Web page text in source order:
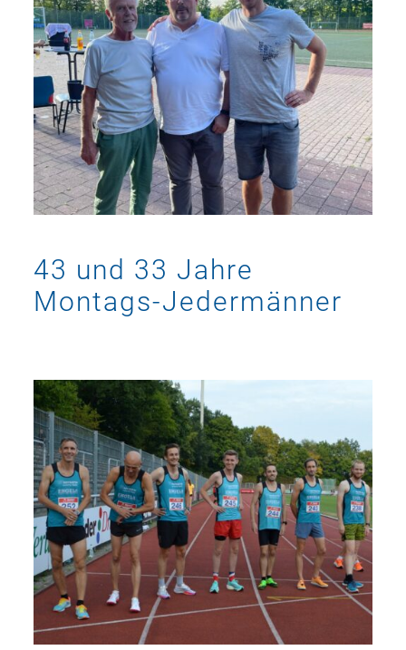
43 und 33 Jahre
Montags-Jedermänner